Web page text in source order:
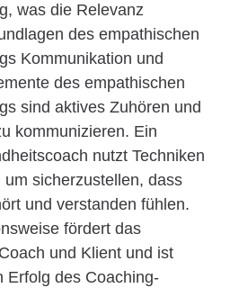
was die Relevanz
des empathischen
Kommunikation und
des empathischen
sind aktives Zuhören und
kommunizieren. Ein
nutzt Techniken
sicherzustellen, dass
und verstanden fühlen.
fördert das
und Klient und ist
Erfolg des Coaching-